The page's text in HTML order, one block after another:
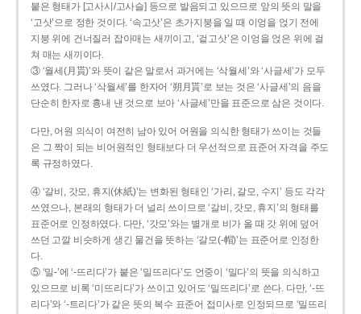
붙은 형태가 [고사시/고사슬] 등으로 발음되고 있으므로 앞의 뜻의 말을
‘고삿’으로 정한 것이다. ‘속고삿’은 초가지붕을 일 때 이엉을 얹기 전에
지붕 위에 건너질러 잡아매는 새끼이고, ‘겉고삿’은 이엉을 얹은 위에 걸
쳐 매는 새끼이다.
③ ‘월세(月貰)’와 뜻이 같은 말로서 과거에는 ‘삭월세’와 ‘사글세’가 모두
쓰였다. 그러나 ‘삭월세’를 한자어 ‘朔月貰’로 보는 것은 ‘사글세’의 음을
단순히 한자로 흉내 낸 것으로 보아 ‘사글세’만을 표준으로 삼은 것이다.
다만, 어원 의식이 여전히 남아 있어 어원을 의식한 형태가 쓰이는 것들
은 그 짝이 되는 비어원적인 형태보다 더 우선적으로 표준어 자격을 주도
록 규정하였다.
④ ‘갈비, 갓모, 휴지(休紙)’는 변화된 형태인 ‘가리, 갈모, 수지’ 등도 각각
쓰였으나, 본래의 형태가 더 널리 쓰이므로 ‘갈비, 갓모, 휴지’의 형태를
표준어로 인정하였다. 다만, ‘갓모’와는 별개로 비가 올 때 갓 위에 덮어
쓰던 고깔 비슷하게 생긴 물건을 뜻하는 ‘갈모(-帽)’는 표준어로 인정한
다.
⑤ ‘밀-’에 ‘-뜨리다’가 붙은 ‘밀뜨리다’도 언중이 ‘밀다’의 뜻을 의식하고
있으므로 비록 ‘미뜨리다’가 쓰이고 있어도 ‘밀뜨리다’로 쓴다. 다만, ‘-뜨
리다’와 ‘-트리다’가 같은 뜻의 복수 표준어 접미사로 인정되므로 ‘밀뜨리